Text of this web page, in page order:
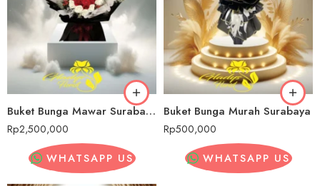
Buket Bunga Mawar Surabaya
Rp2,500,000
WHATSAPP US
Buket Bunga Murah Surabaya
Rp500,000
WHATSAPP US